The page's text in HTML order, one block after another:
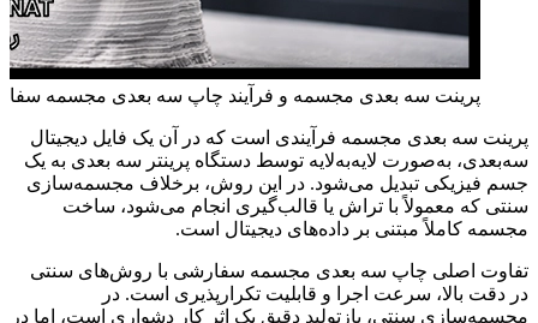
پرینت سه بعدی مجسمه و فرآیند چاپ سه بعدی مجسمه
پرینت سه بعدی مجسمه فرآیندی است که در آن یک فایل دیجیتال
سه‌بعدی، به‌صورت لایه‌به‌لایه توسط دستگاه پرینتر سه بعدی به یک
جسم فیزیکی تبدیل می‌شود. در این روش، برخلاف مجسمه‌سازی
سنتی که معمولاً با تراش یا قالب‌گیری انجام می‌شود، ساخت
مجسمه کاملاً مبتنی بر داده‌های دیجیتال است.
تفاوت اصلی چاپ سه بعدی مجسمه سفارشی با روش‌های سنتی
در دقت بالا، سرعت اجرا و قابلیت تکرارپذیری است. در
مجسمه‌سازی سنتی، بازتولید دقیق یک اثر کار دشواری است، اما در